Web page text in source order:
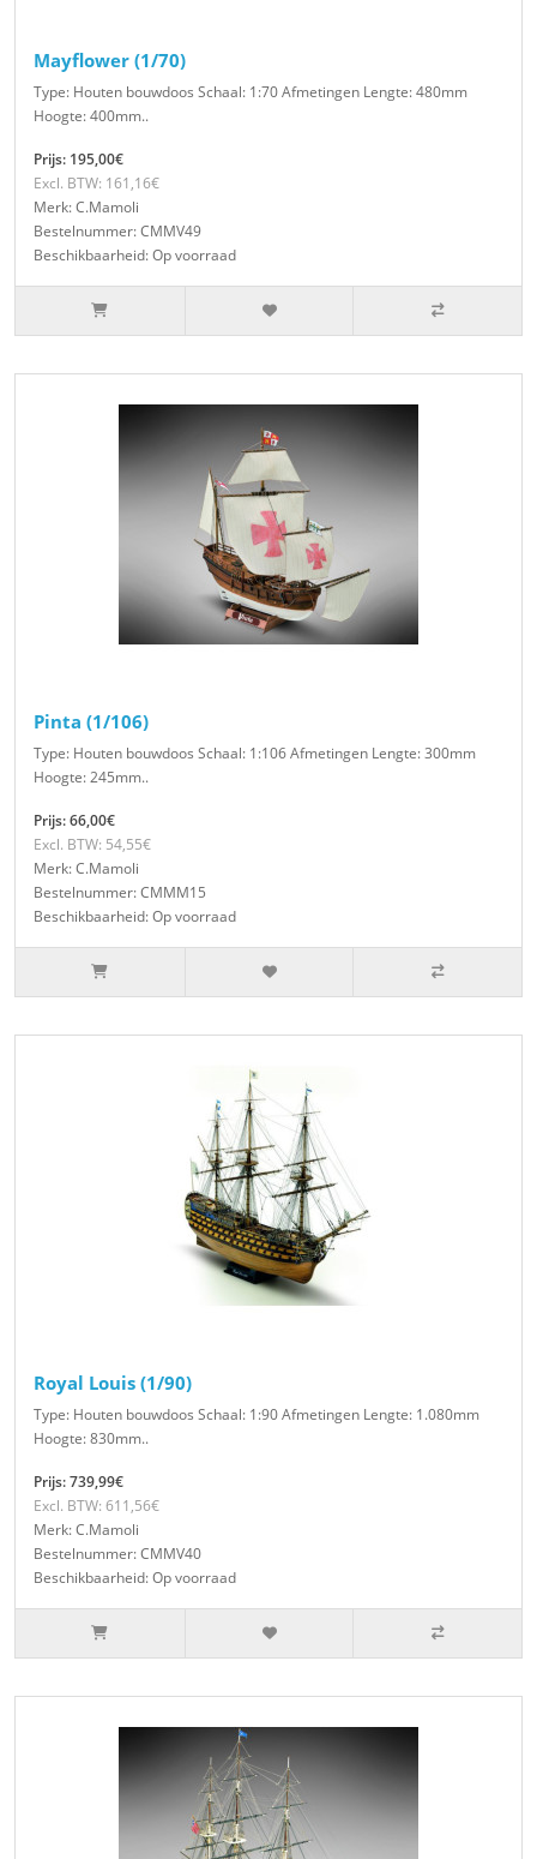
Mayflower (1/70)
Type: Houten bouwdoos Schaal: 1:70 Afmetingen Lengte: 480mm
Hoogte: 400mm..
Prijs: 195,00€
Excl. BTW: 161,16€
Merk: C.Mamoli
Bestelnummer: CMMV49
Beschikbaarheid: Op voorraad
Pinta (1/106)
Type: Houten bouwdoos Schaal: 1:106 Afmetingen Lengte: 300mm
Hoogte: 245mm..
Prijs: 66,00€
Excl. BTW: 54,55€
Merk: C.Mamoli
Bestelnummer: CMMM15
Beschikbaarheid: Op voorraad
Royal Louis (1/90)
Type: Houten bouwdoos Schaal: 1:90 Afmetingen Lengte: 1.080mm
Hoogte: 830mm..
Prijs: 739,99€
Excl. BTW: 611,56€
Merk: C.Mamoli
Bestelnummer: CMMV40
Beschikbaarheid: Op voorraad